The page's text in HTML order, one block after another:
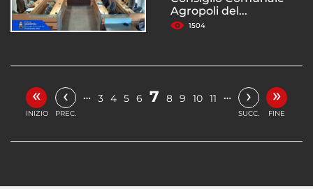
Agropoli del...
1504
«
INIZIO
‹
PREC.
… 3 4 5 6 7 8 9 10 11 … ›
SUCC.
»
FINE